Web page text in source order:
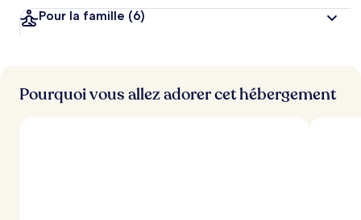
Pour la famille (6)
Pourquoi vous allez adorer cet hébergement